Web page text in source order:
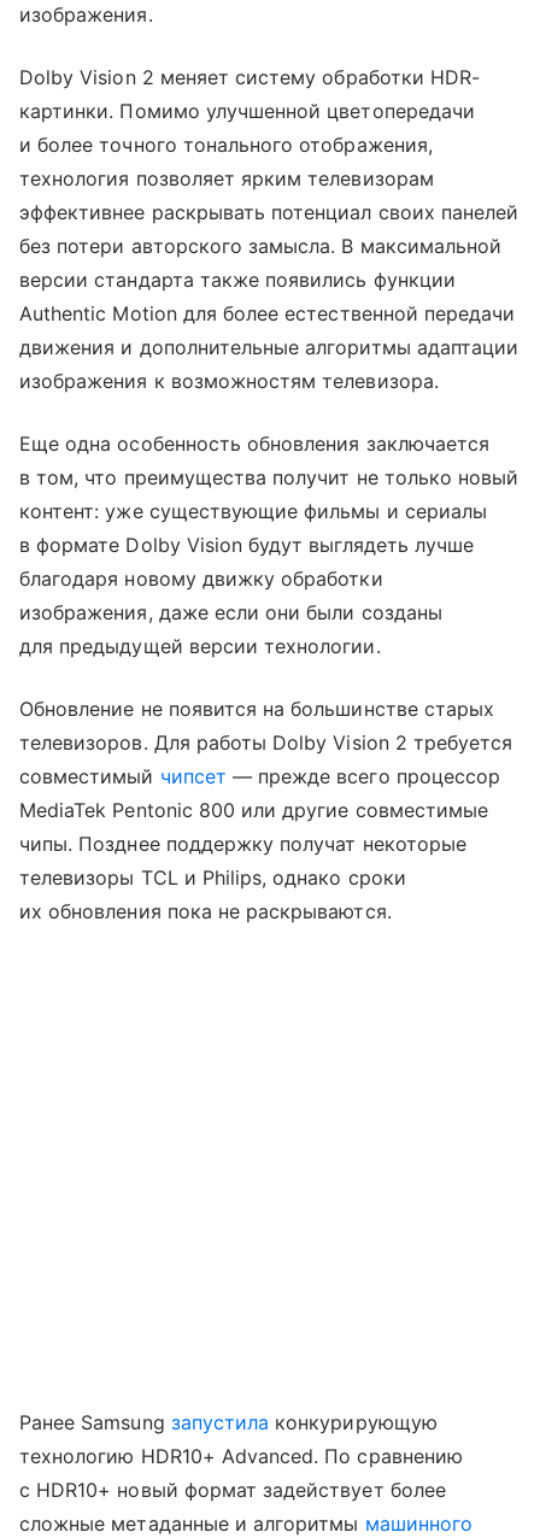
изображения.
Dolby Vision 2 меняет систему обработки HDR-
картинки. Помимо улучшенной цветопередачи
и более точного тонального отображения,
технология позволяет ярким телевизорам
эффективнее раскрывать потенциал своих панелей
без потери авторского замысла. В максимальной
версии стандарта также появились функции
Authentic Motion для более естественной передачи
движения и дополнительные алгоритмы адаптации
изображения к возможностям телевизора.
Еще одна особенность обновления заключается
в том, что преимущества получит не только новый
контент: уже существующие фильмы и сериалы
в формате Dolby Vision будут выглядеть лучше
благодаря новому движку обработки
изображения, даже если они были созданы
для предыдущей версии технологии.
Обновление не появится на большинстве старых
телевизоров. Для работы Dolby Vision 2 требуется
совместимый чипсет — прежде всего процессор
MediaTek Pentonic 800 или другие совместимые
чипы. Позднее поддержку получат некоторые
телевизоры TCL и Philips, однако сроки
их обновления пока не раскрываются.
Ранее Samsung запустила конкурирующую
технологию HDR10+ Advanced. По сравнению
с HDR10+ новый формат задействует более
сложные метаданные и алгоритмы машинного